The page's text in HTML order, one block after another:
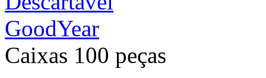
Caixas 100 peças